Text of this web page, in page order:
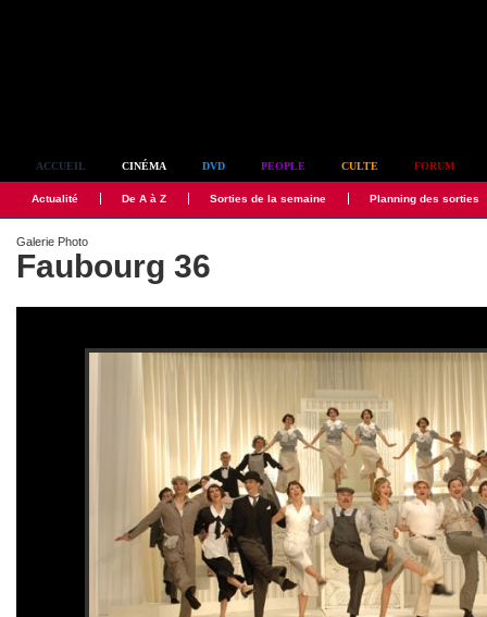
ACCUEIL CINÉMA DVD PEOPLE CULTE FORUM
Actualité De A à Z Sorties de la semaine Planning des sorties
Galerie Photo
Faubourg 36